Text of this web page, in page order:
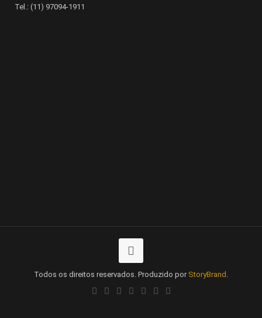
Tel.: (11) 97094-1911
Todos os direitos reservados. Produzido por StoryBrand .